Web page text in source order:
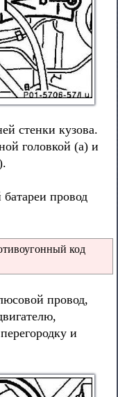
стенки кузова.
головкой (а) и
провод
код
провод,
и